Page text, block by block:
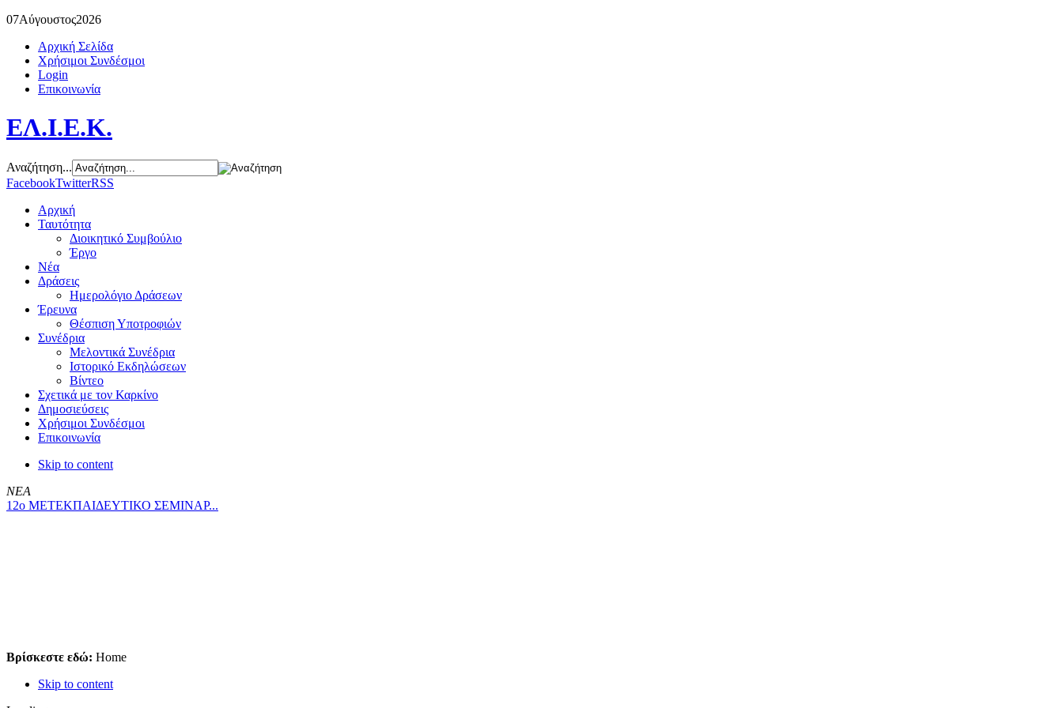
07Αύγουστος2026
Αρχική Σελίδα
Χρήσιμοι Συνδέσμοι
Login
Επικοινωνία
ΕΛ.Ι.Ε.Κ.
Αναζήτηση...
FacebookTwitterRSS
Αρχική
Ταυτότητα
Διοικητικό Συμβούλιο
Έργο
Νέα
Δράσεις
Ημερολόγιο Δράσεων
Έρευνα
Θέσπιση Υποτροφιών
Συνέδρια
Μελοντικά Συνέδρια
Ιστορικό Εκδηλώσεων
Βίντεο
Σχετικά με τον Καρκίνο
Δημοσιεύσεις
Χρήσιμοι Συνδέσμοι
Επικοινωνία
Skip to content
ΝΕΑ
12ο ΜΕΤΕΚΠΑΙΔΕΥΤΙΚΟ ΣΕΜΙΝΑΡ...
Βρίσκεστε εδώ: Home
Skip to content